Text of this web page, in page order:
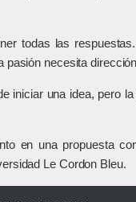
todas las
pasión necesita
iniciar una idea, pero
en una propuesta
Le Cordon Bleu.